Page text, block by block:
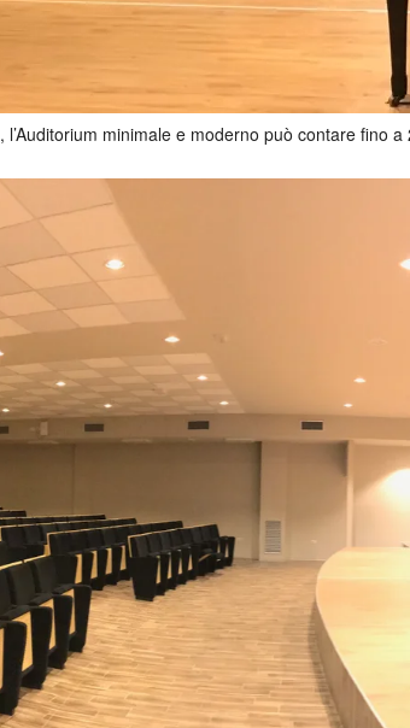
minimale e moderno può contare fino